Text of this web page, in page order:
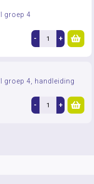
groep 4
- +
groep 4, handleiding
- +